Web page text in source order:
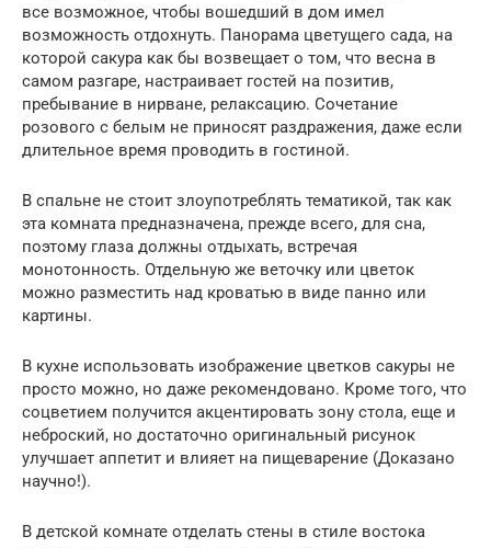
все возможное, чтобы вошедший в дом имел
возможность отдохнуть. Панорама цветущего сада, на
которой сакура как бы возвещает о том, что весна в
самом разгаре, настраивает гостей на позитив,
пребывание в нирване, релаксацию. Сочетание
розового с белым не приносят раздражения, даже если
длительное время проводить в гостиной.
В спальне не стоит злоупотреблять тематикой, так как
эта комната предназначена, прежде всего, для сна,
поэтому глаза должны отдыхать, встречая
монотонность. Отдельную же веточку или цветок
можно разместить над кроватью в виде панно или
картины.
В кухне использовать изображение цветков сакуры не
просто можно, но даже рекомендовано. Кроме того, что
соцветием получится акцентировать зону стола, еще и
неброский, но достаточно оригинальный рисунок
улучшает аппетит и влияет на пищеварение (Доказано
научно!).
В детской комнате отделать стены в стиле востока